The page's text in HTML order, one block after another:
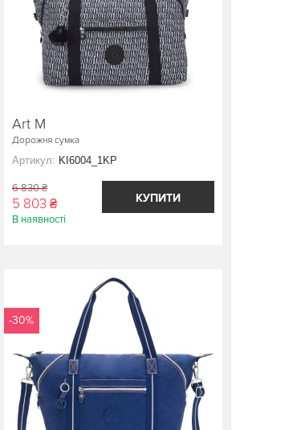
Art M
Дорожня сумка
Артикул: KI6004_1KP
6 830 ₴
5 803 ₴
В наявності
КУПИТИ
-30%